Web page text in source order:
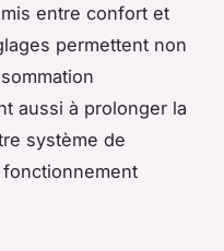
entre confort et
permettent non
aussi à prolonger la
système de